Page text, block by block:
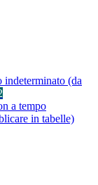
indeterminato (da
a tempo
in tabelle)